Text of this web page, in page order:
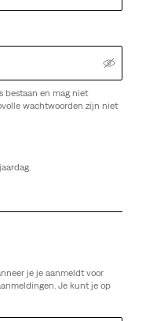
bestaan en mag niet
wachtwoorden zijn niet
je je aanmeldt voor
Je kunt je op